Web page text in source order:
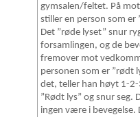
gymsalen/feltet. På
stiller en person som er
Det ”røde lyset” snur
forsamlingen, og de
fremover mot
personen som er ”rødt
det, teller han høyt 1-2-
”Rødt lys” og snur seg.
ingen være i bevegelse.